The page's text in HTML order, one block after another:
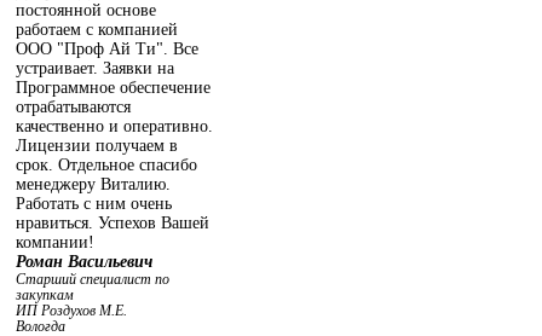
постоянной основе
работаем с компанией
ООО "Проф Ай Ти". Все
устраивает. Заявки на
Программное обеспечение
отрабатываются
качественно и оперативно.
Лицензии получаем в
срок. Отдельное спасибо
менеджеру Виталию.
Работать с ним очень
нравиться. Успехов Вашей
компании!
Роман Васильевич
Старший специалист по
закупкам
ИП Роздухов М.Е.
Вологда